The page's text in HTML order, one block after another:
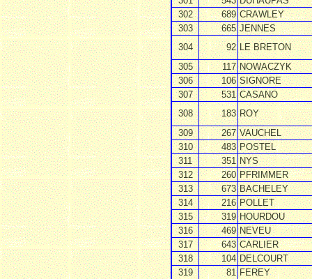
302
689 CRAWLEY
303
665 JENNES
304
92 LE BRETON
305
117 NOWACZYK
306
106 SIGNORE
307
531 CASANO
308
183 ROY
309
267 VAUCHEL
310
483 POSTEL
311
351 NYS
312
260 PFRIMMER
313
673 BACHELEY
314
216 POLLET
315
319 HOURDOU
316
469 NEVEU
317
643 CARLIER
318
104 DELCOURT
319
81 FEREY